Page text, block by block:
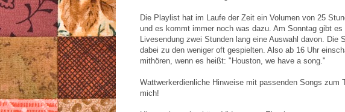
Die Playlist hat im Laufe der Zeit ein Volumen von 25
und es kommt immer noch was dazu. Am Sonntag gibt es
Livesendung zwei Stunden lang eine Auswahl davon. Die
dabei zu den weniger oft gespielten. Also ab 16 Uhr
mithören, wenn es heißt: "Houston, we have a song."
Wattwerkerdienliche Hinweise mit passenden Songs zum
mich!